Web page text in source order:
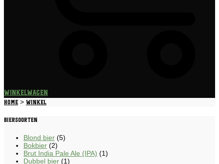
Winkelwagen
Home > Winkel
Biersoorten
Blond bier (5)
Bokbier (2)
Brut India Pale Ale (IPA) (1)
Dubbel bier (1)